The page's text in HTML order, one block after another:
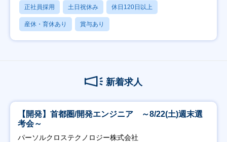
正社員採用 土日祝休み 休日120日以上
産休・育休あり 賞与あり
新着求人
【開発】首都圏/開発エンジニア ～8/22(土)週末選
考会～
パーソルクロステクノロジー株式会社